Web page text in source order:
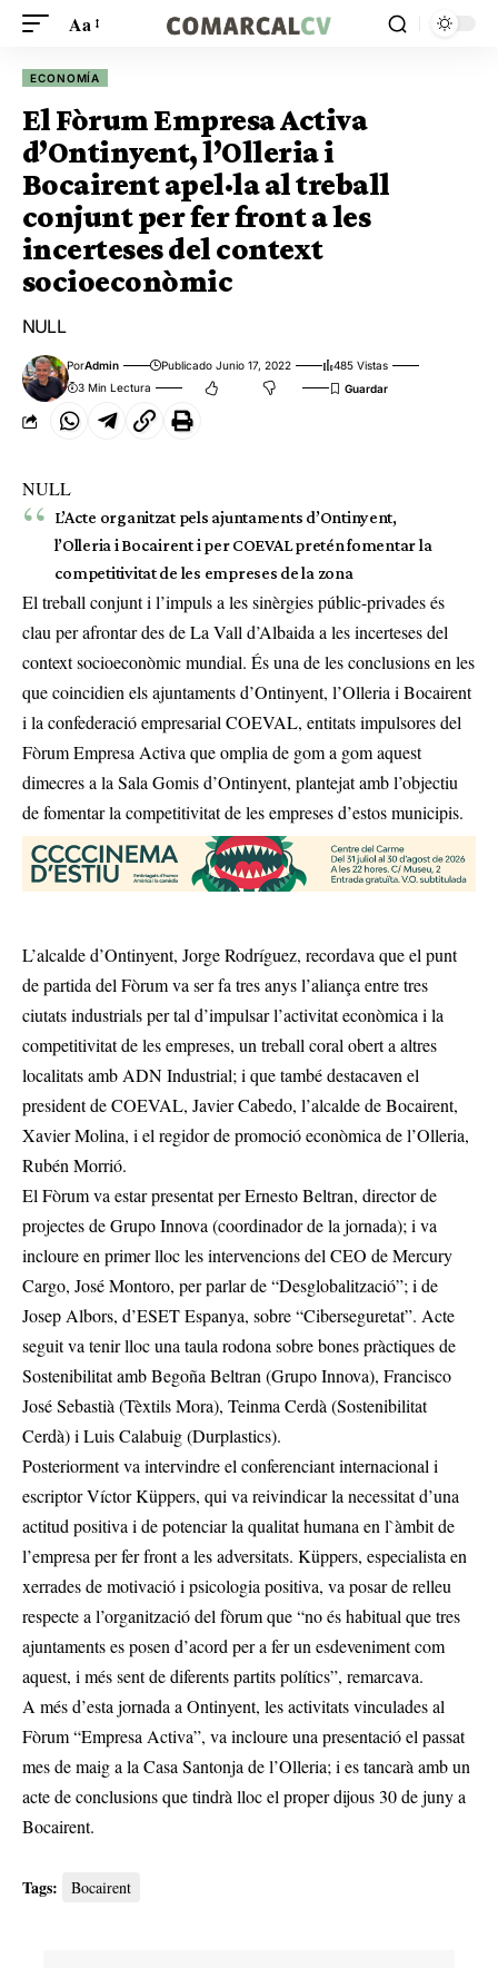
Aa
ECONOMÍA
El Fòrum Empresa Activa
d’Ontinyent, l’Olleria i
Bocairent apel·la al treball
conjunt per fer front a les
incerteses del context
socioeconòmic
NULL
PorAdmin Publicado Junio 17, 2022
485 Vistas
3 Min Lectura
NULL
L’Acte organitzat pels ajuntaments d’Ontinyent,
l’Olleria i Bocairent i per COEVAL pretén fomentar la
competitivitat de les empreses de la zona
El treball conjunt i l’impuls a les sinèrgies públic-privades és
clau per afrontar des de La Vall d’Albaida a les incerteses del
context socioeconòmic mundial. És una de les conclusions en les
que coincidien els ajuntaments d’Ontinyent, l’Olleria i Bocairent
i la confederació empresarial COEVAL, entitats impulsores del
Fòrum Empresa Activa que omplia de gom a gom aquest
dimecres a la Sala Gomis d’Ontinyent, plantejat amb l’objectiu
de fomentar la competitivitat de les empreses d’estos municipis.
L’alcalde d’Ontinyent, Jorge Rodríguez, recordava que el punt
de partida del Fòrum va ser fa tres anys l’aliança entre tres
ciutats industrials per tal d’impulsar l’activitat econòmica i la
competitivitat de les empreses, un treball coral obert a altres
localitats amb ADN Industrial; i que també destacaven el
president de COEVAL, Javier Cabedo, l’alcalde de Bocairent,
Xavier Molina, i el regidor de promoció econòmica de l’Olleria,
Rubén Morrió.
El Fòrum va estar presentat per Ernesto Beltran, director de
projectes de Grupo Innova (coordinador de la jornada); i va
incloure en primer lloc les intervencions del CEO de Mercury
Cargo, José Montoro, per parlar de “Desglobalització”; i de
Josep Albors, d’ESET Espanya, sobre “Ciberseguretat”. Acte
seguit va tenir lloc una taula rodona sobre bones pràctiques de
Sostenibilitat amb Begoña Beltran (Grupo Innova), Francisco
José Sebastià (Tèxtils Mora), Teinma Cerdà (Sostenibilitat
Cerdà) i Luis Calabuig (Durplastics).
Posteriorment va intervindre el conferenciant internacional i
escriptor Víctor Küppers, qui va reivindicar la necessitat d’una
actitud positiva i de potenciar la qualitat humana en l`àmbit de
l’empresa per fer front a les adversitats. Küppers, especialista en
xerrades de motivació i psicologia positiva, va posar de relleu
respecte a l’organització del fòrum que “no és habitual que tres
ajuntaments es posen d’acord per a fer un esdeveniment com
aquest, i més sent de diferents partits polítics”, remarcava.
A més d’esta jornada a Ontinyent, les activitats vinculades al
Fòrum “Empresa Activa”, va incloure una presentació el passat
mes de maig a la Casa Santonja de l’Olleria; i es tancarà amb un
acte de conclusions que tindrà lloc el proper dijous 30 de juny a
Bocairent.
Tags: Bocairent